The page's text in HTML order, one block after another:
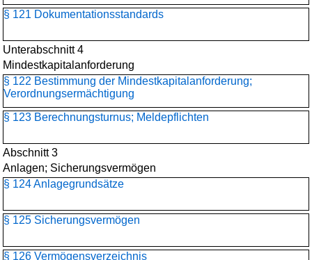
§ 121 Dokumentationsstandards
Unterabschnitt 4
Mindestkapitalanforderung
§ 122 Bestimmung der Mindestkapitalanforderung;
Verordnungsermächtigung
§ 123 Berechnungsturnus; Meldepflichten
Abschnitt 3
Anlagen; Sicherungsvermögen
§ 124 Anlagegrundsätze
§ 125 Sicherungsvermögen
§ 126 Vermögensverzeichnis